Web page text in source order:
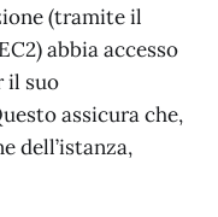
(tramite il
abbia accesso
il suo
assicura che,
dell’istanza,